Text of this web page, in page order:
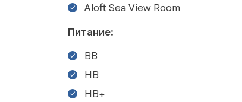
Aloft Sea View Room
Питание:
BB
HB
HB+